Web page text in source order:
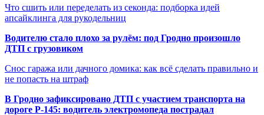
Что сшить или переделать из секонда: подборка идей
апсайклинга для рукодельниц
Водителю стало плохо за рулём: под Гродно произошло
ДТП с грузовиком
Снос гаража или дачного домика: как всё сделать правильно и
не попасть на штраф
В Гродно зафиксировано ДТП с участием транспорта на
дороге Р-145: водитель электромопеда пострадал